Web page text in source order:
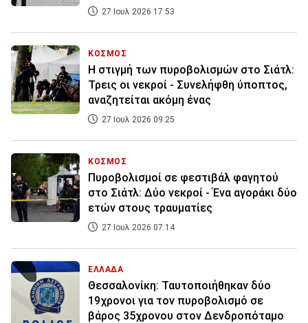
27 Ιουλ 2026 17:53
ΚΟΣΜΟΣ
Η στιγμή των πυροβολισμών στο Σιάτλ:
Τρεις οι νεκροί - Συνελήφθη ύποπτος,
αναζητείται ακόμη ένας
27 Ιουλ 2026 09:25
ΚΟΣΜΟΣ
Πυροβολισμοί σε φεστιβάλ φαγητού
στο Σιάτλ: Δύο νεκροί - Ένα αγοράκι δύο
ετών στους τραυματίες
27 Ιουλ 2026 07:14
ΕΛΛΑΔΑ
Θεσσαλονίκη: Ταυτοποιήθηκαν δύο
19χρονοι για τον πυροβολισμό σε
βάρος 35χρονου στον Δενδροπόταμο